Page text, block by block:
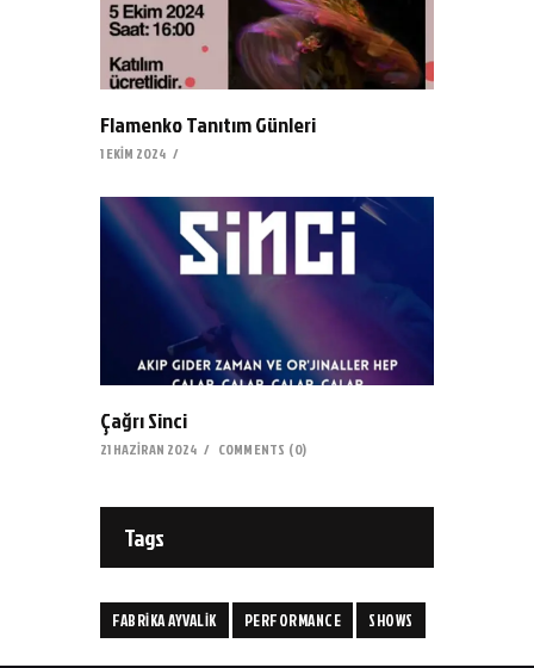
Flamenko Tanıtım Günleri
1 EKIM 2024
Çağrı Sinci
21 HAZIRAN 2024 COMMENTS (0)
Tags
FABRIKA AYVALIK PERFORMANCE SHOWS